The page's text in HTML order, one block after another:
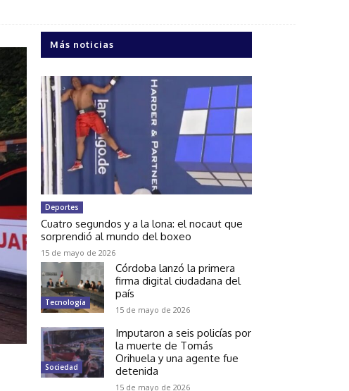
Más noticias
Deportes
Cuatro segundos y a la lona: el nocaut que
sorprendió al mundo del boxeo
15 de mayo de 2026
Tecnología
Córdoba lanzó la primera
firma digital ciudadana del
país
15 de mayo de 2026
Sociedad
Imputaron a seis policías por
la muerte de Tomás
Orihuela y una agente fue
detenida
15 de mayo de 2026